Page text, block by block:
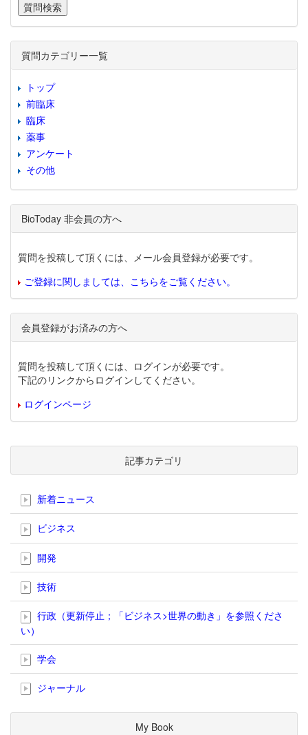
質問カテゴリー一覧
トップ
前臨床
臨床
薬事
アンケート
その他
BioToday 非会員の方へ
質問を投稿して頂くには、メール会員登録が必要です。
ご登録に関しましては、こちらをご覧ください。
会員登録がお済みの方へ
質問を投稿して頂くには、ログインが必要です。
下記のリンクからログインしてください。
ログインページ
記事カテゴリ
新着ニュース
ビジネス
開発
技術
行政（更新停止；「ビジネス>世界の動き」を参照くださ
い）
学会
ジャーナル
My Book